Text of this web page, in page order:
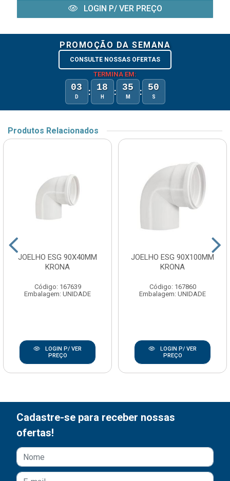
LOGIN P/ VER PREÇO
PROMOÇÃO DA SEMANA
CONSULTE NOSSAS OFERTAS
TERMINA EM:
03
D : 18
H : 35
M : 50
S
Produtos Relacionados
JOELHO ESG 90X40MM
KRONA
Código: 167639
Embalagem: UNIDADE
LOGIN P/ VER
PREÇO
JOELHO ESG 90X100MM
KRONA
Código: 167860
Embalagem: UNIDADE
LOGIN P/ VER
PREÇO
Cadastre-se para receber nossas
ofertas!